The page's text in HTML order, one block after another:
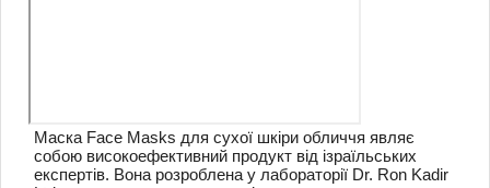
Маска Face Masks для сухої шкіри обличчя являє
собою високоефективний продукт від ізраїльських
експертів. Вона розроблена у лабораторії Dr. Ron Kadir